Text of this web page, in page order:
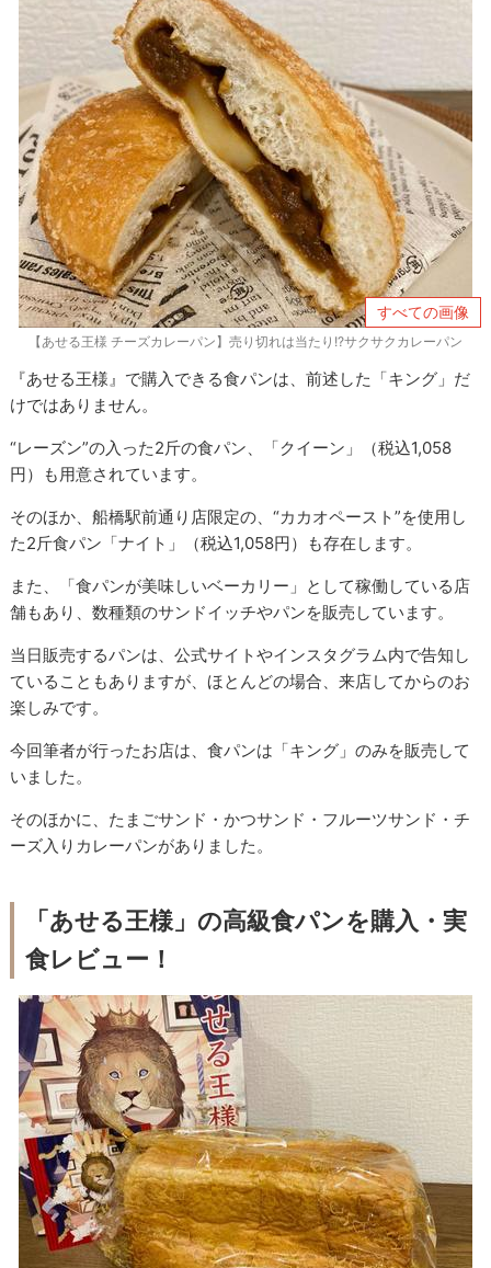
すべての画像
【あせる王様 チーズカレーパン】売り切れは当たり!?サクサクカレーパン
『あせる王様』で購入できる食パンは、前述した「キング」だ
けではありません。
“レーズン”の入った2斤の食パン、「クイーン」（税込1,058
円）も用意されています。
そのほか、船橋駅前通り店限定の、“カカオペースト”を使用し
た2斤食パン「ナイト」（税込1,058円）も存在します。
また、「食パンが美味しいベーカリー」として稼働している店
舗もあり、数種類のサンドイッチやパンを販売しています。
当日販売するパンは、公式サイトやインスタグラム内で告知し
ていることもありますが、ほとんどの場合、来店してからのお
楽しみです。
今回筆者が行ったお店は、食パンは「キング」のみを販売して
いました。
そのほかに、たまごサンド・かつサンド・フルーツサンド・チ
ーズ入りカレーパンがありました。
「あせる王様」の高級食パンを購入・実
食レビュー！